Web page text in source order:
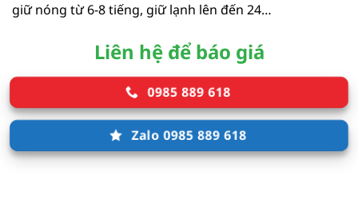
giữ nóng từ 6-8 tiếng, giữ lạnh lên đến 24…
Liên hệ để báo giá
0985 889 618
Zalo 0985 889 618